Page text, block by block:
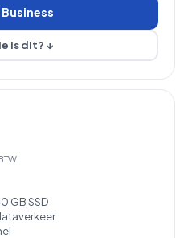
is dit? ↓
GB SSD